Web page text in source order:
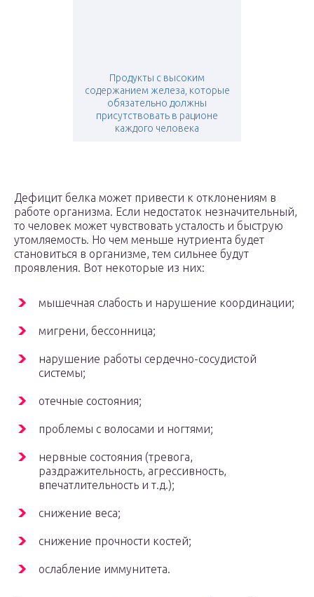
Продукты с высоким
содержанием железа, которые
обязательно должны
присутствовать в рационе
каждого человека
Дефицит белка может привести к отклонениям в
работе организма. Если недостаток незначительный,
то человек может чувствовать усталость и быструю
утомляемость. Но чем меньше нутриента будет
становиться в организме, тем сильнее будут
проявления. Вот некоторые из них:
мышечная слабость и нарушение координации;
мигрени, бессонница;
нарушение работы сердечно-сосудистой
системы;
отечные состояния;
проблемы с волосами и ногтями;
нервные состояния (тревога,
раздражительность, агрессивность,
впечатлительность и т.д.);
снижение веса;
снижение прочности костей;
ослабление иммунитета.